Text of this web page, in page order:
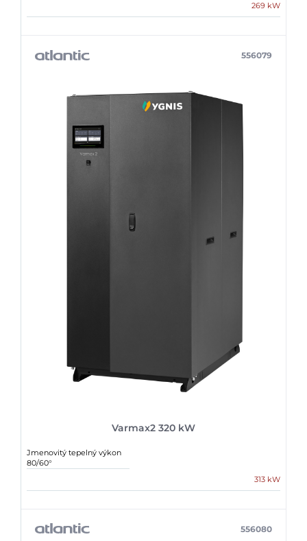
269 kW
Varmax2 320 kW
556079
Jmenovitý tepelný výkon
80/60°
313 kW
556080